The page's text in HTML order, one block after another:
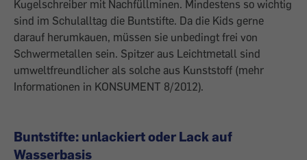
Kugelschreiber mit Nachfüllminen. Mindestens so wichtig
sind im Schulalltag die Buntstifte. Da die Kids gerne
darauf herumkauen, müssen sie unbedingt frei von
Schwermetallen sein. Spitzer aus Leichtmetall sind
umweltfreundlicher als solche aus Kunststoff (mehr
Informationen in KONSUMENT 8/2012).
Buntstifte: unlackiert oder Lack auf
Wasserbasis